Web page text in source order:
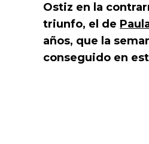
Ostiz en la
triunfo, el de
años, que la
conseguido en